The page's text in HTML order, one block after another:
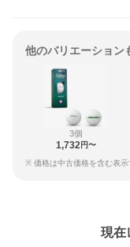
他のバリエーション
3個
1,732 円〜
※ 価格は中古価格を含む表示
現在